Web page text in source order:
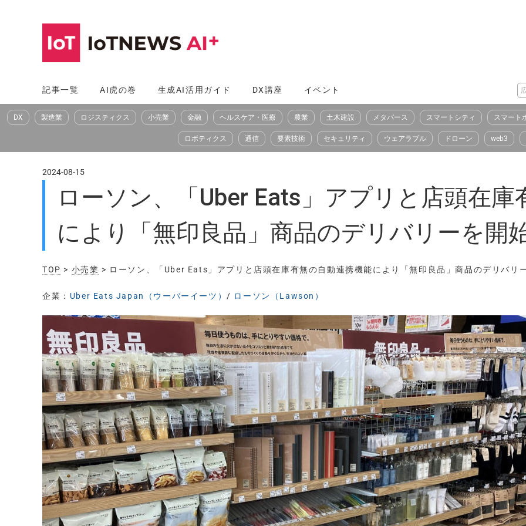
へ
ス
記事一覧 AI虎の巻 生成AI活用ガイド DX講座 イベント
DX 製造業 ロジスティクス 小売業 金融 ヘルスケア・医療 農業 土木建設 メタバース スマートシティ スマート
ロボティクス 通信 要素技術 セキュリティ ウェアラブル ドローン web3
2024-08-15
ローソン、「Uber Eats」アプリと店頭在
により「無印良品」商品のデリバリーを開
TOP > 小売業 > ローソン、「Uber Eats」アプリと店頭在庫有無の自動連携機能により「無印良品」商品のデリバリ
企業： Uber Eats Japan（ウーバーイーツ） / ローソン（Lawson）